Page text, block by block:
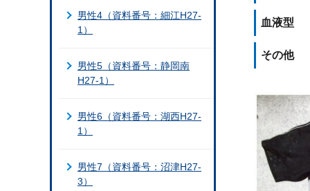
血液型
その他
男性4（資料番号：細江H27-
1）
男性5（資料番号：静岡南
H27-1）
男性6（資料番号：湖西H27-
1）
男性7（資料番号：沼津H27-
3）